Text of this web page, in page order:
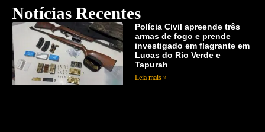
Notícias Recentes
Polícia Civil apreende três
armas de fogo e prende
investigado em flagrante em
Lucas do Rio Verde e
Tapurah
Leia mais »